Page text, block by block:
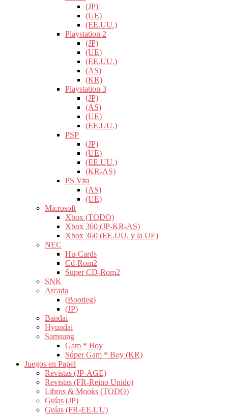
(JP)
(UE)
(EE.UU.)
Playstation 2
(JP)
(UE)
(EE.UU.)
(AS)
(KR)
Playstation 3
(JP)
(AS)
(UE)
(EE.UU.)
PSP
(JP)
(UE)
(EE.UU.)
(KR-AS)
PS Vita
(AS)
(UE)
Microsoft
Xbox (TODO)
Xbox 360 (JP-KR-AS)
Xbox 360 (EE.UU. y la UE)
NEC
Hu-Cards
Cd-Rom2
Super CD-Rom2
SNK
Arcada
(Bootleg)
(JP)
Bandai
Hyundai
Samsung
Gam * Boy
Súper Gam * Boy (KR)
Juegos en Papel
Revistas (JP-AGE)
Revistas (FR-Reino Unido)
Libros & Mooks (TODO)
Guías (JP)
Guías (FR-EE.UU)